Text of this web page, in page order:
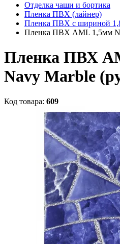
Отделка чаши и бортика
Пленка ПВХ (лайнер)
Пленка ПВХ с шириной
Пленка ПВХ AML 1,5мм
Пленка ПВХ
Navy Marble
Код товара: 609